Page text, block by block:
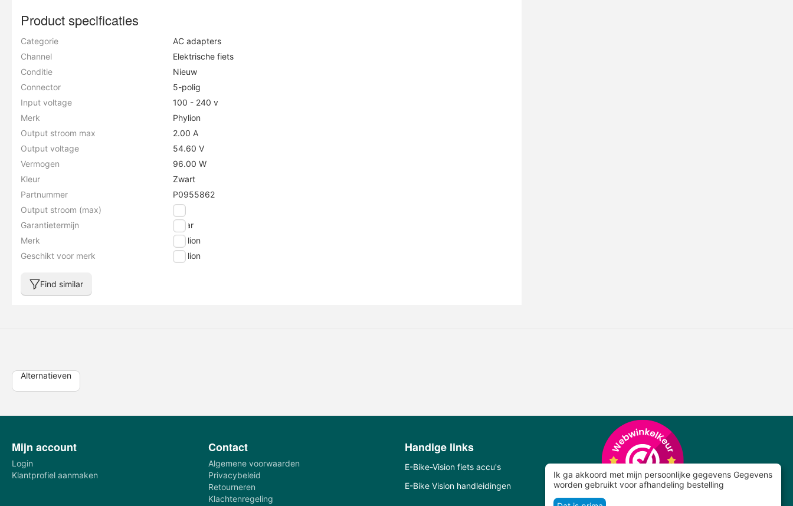
Product specificaties
Categorie
AC adapters
Channel
Elektrische fiets
Conditie
Nieuw
Connector
5-polig
Input voltage
100 - 240 v
Merk
Phylion
Output stroom max
2.00 A
Output voltage
54.60 V
Vermogen
96.00 W
Kleur
Zwart
Partnummer
P0955862
Output stroom (max)
2 A
Garantietermijn
1 jaar
Merk
Phylion
Geschikt voor merk
Phylion
Find similar
Alternatieven
Mijn account
Login
Klantprofiel aanmaken
Contact
Algemene voorwaarden
Privacybeleid
Retourneren
Klachtenregeling
Handige links
E-Bike-Vision fiets accu's
E-Bike Vision handleidingen
Ik ga akkoord met mijn persoonlijke gegevens Gegevens
worden gebruikt voor afhandeling bestelling